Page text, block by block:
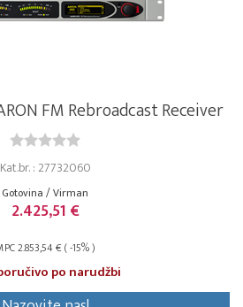
FM Rebroadcast Receiver
Kat.br. : 27732060
Gotovina / Virman
2.425,51 €
2.853,54 € ( -15% )
po narudžbi